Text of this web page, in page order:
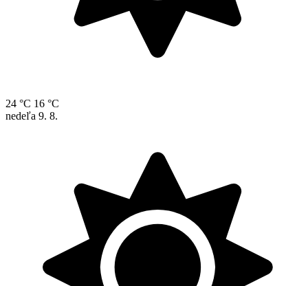
24 °C 16 °C
nedeľa 9. 8.